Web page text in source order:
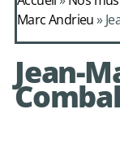
Marc Andrieu»
Jean-